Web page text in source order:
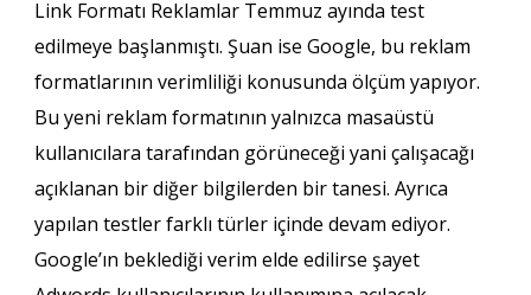
Link Formatı Reklamlar Temmuz ayında test
edilmeye başlanmıştı. Şuan ise Google, bu reklam
formatlarının verimliliği konusunda ölçüm yapıyor.
Bu yeni reklam formatının yalnızca masaüstü
kullanıcılara tarafından görüneceği yani çalışacağı
açıklanan bir diğer bilgilerden bir tanesi. Ayrıca
yapılan testler farklı türler içinde devam ediyor.
Google’ın beklediği verim elde edilirse şayet